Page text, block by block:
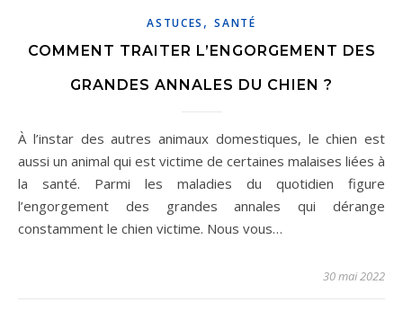
ASTUCES ,SANTÉ
COMMENT TRAITER L’ENGORGEMENT DES
GRANDES ANNALES DU CHIEN ?
À l’instar des autres animaux domestiques, le chien est
aussi un animal qui est victime de certaines malaises liées à
la santé. Parmi les maladies du quotidien figure
l’engorgement des grandes annales qui dérange
constamment le chien victime. Nous vous…
30 mai 2022